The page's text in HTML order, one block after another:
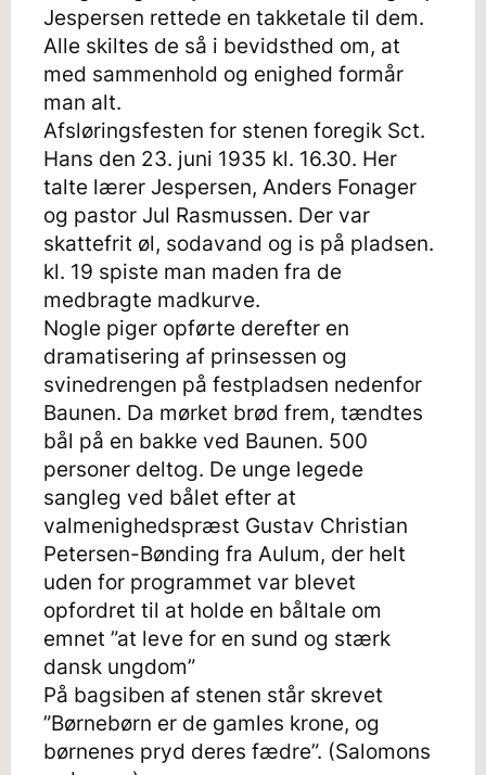
Jespersen rettede en takketale til dem.
Alle skiltes de så i bevidsthed om, at
med sammenhold og enighed formår
man alt.
Afsløringsfesten for stenen foregik Sct.
Hans den 23. juni 1935 kl. 16.30. Her
talte lærer Jespersen, Anders Fonager
og pastor Jul Rasmussen. Der var
skattefrit øl, sodavand og is på pladsen.
kl. 19 spiste man maden fra de
medbragte madkurve.
Nogle piger opførte derefter en
dramatisering af prinsessen og
svinedrengen på festpladsen nedenfor
Baunen. Da mørket brød frem, tændtes
bål på en bakke ved Baunen. 500
personer deltog. De unge legede
sangleg ved bålet efter at
valmenighedspræst Gustav Christian
Petersen-Bønding fra Aulum, der helt
uden for programmet var blevet
opfordret til at holde en båltale om
emnet ”at leve for en sund og stærk
dansk ungdom”
På bagsiben af stenen står skrevet
”Børnebørn er de gamles krone, og
børnenes pryd deres fædre”. (Salomons